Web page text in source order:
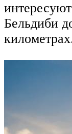
Бельдиби